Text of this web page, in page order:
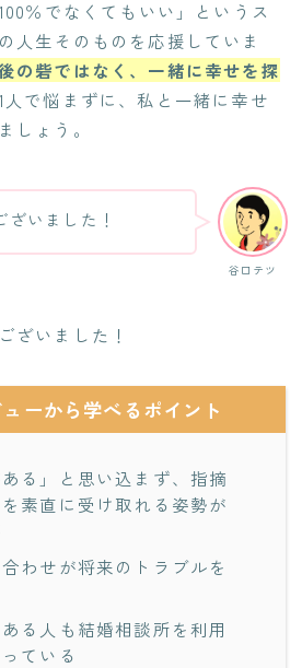
％でなくてもいい」というス
人生そのものを応援していま
の砦ではなく、一緒に幸せを探
人で悩まずに、私と一緒に幸せ
しょう。
谷口テツ
いました！
ざいました！
ーから学べるポイント
ある」と思い込まず、指摘
素直に受け取れる姿勢が
わせが将来のトラブルを
る人も結婚相談所を利用
ている